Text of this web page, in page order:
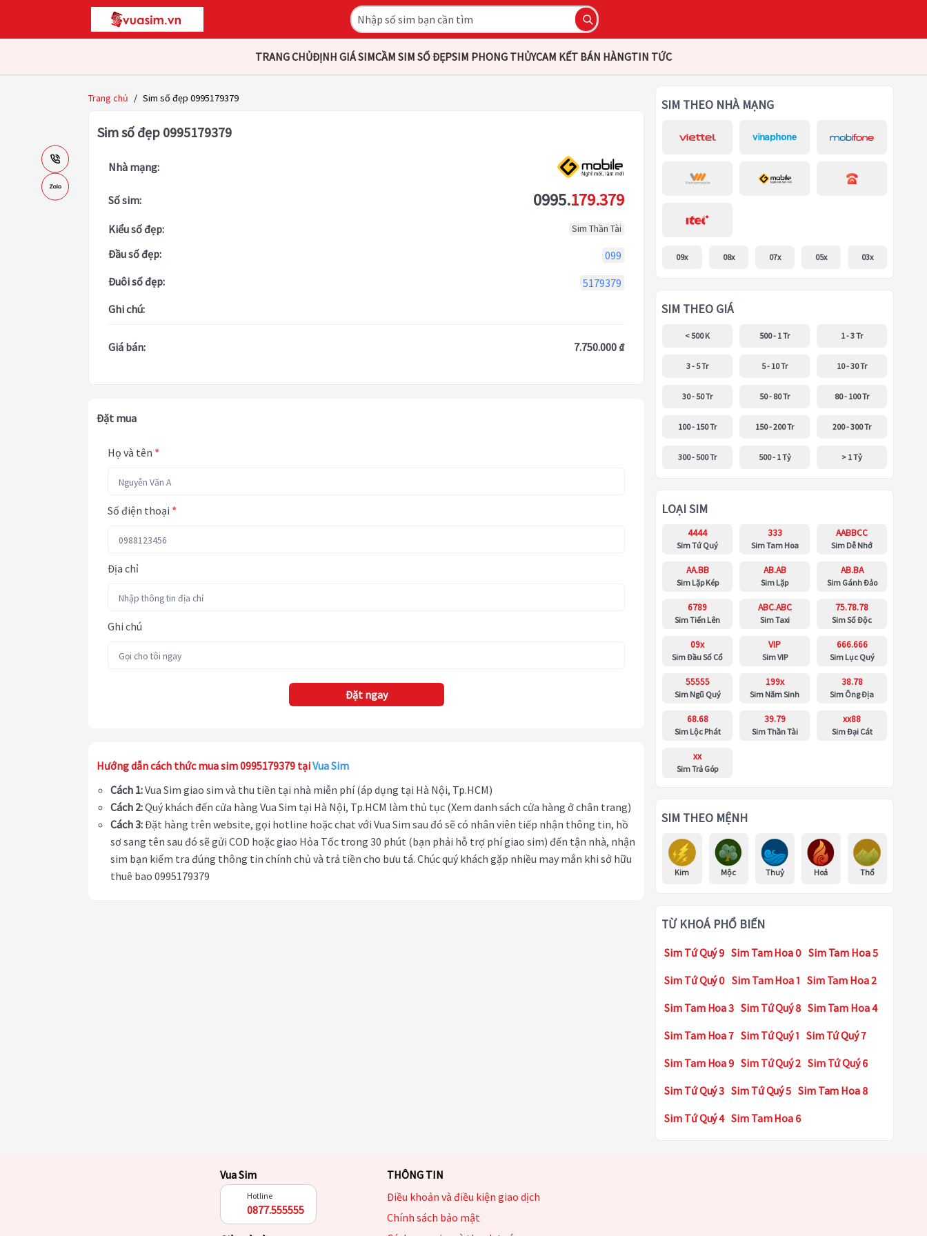
TRANG CHỦĐỊNH GIÁ SIMCẦM SIM SỐ ĐẸPSIM PHONG THỦYCAM KẾT BÁN HÀNGTIN TỨC
Trang chủ / Sim số đẹp 0995179379
Sim số đẹp 0995179379
Nhà mạng:
Số sim: 0995.179.379
Kiểu số đẹp: Sim Thần Tài
Đầu số đẹp:
099
Đuôi số đẹp:
5179379
Ghi chú:
Giá bán: 7.750.000 ₫
Đặt mua
Họ và tên *
Số điện thoại *
Địa chỉ
Ghi chú
Đặt ngay
Hướng dẫn cách thức mua sim 0995179379 tạiVua Sim
Cách 1:Vua Sim giao sim và thu tiền tại nhà miễn phí (áp dụng tại Hà Nội, Tp.HCM)
Cách 2:Quý khách đến cửa hàng Vua Sim tại Hà Nội, Tp.HCM làm thủ tục (Xem danh sách cửa hàng ở chân trang)
Cách 3:Đặt hàng trên website, gọi hotline hoặc chat với Vua Sim sau đó sẽ có nhân viên tiếp nhận thông tin, hồ
sơ sang tên sau đó sẽ gửi COD hoặc giao Hỏa Tốc trong 30 phút (bạn phải hỗ trợ phí giao sim) đến tận nhà, nhận
sim bạn kiểm tra đúng thông tin chính chủ và trả tiền cho bưu tá. Chúc quý khách gặp nhiều may mắn khi sở hữu
thuê bao 0995179379
SIM THEO NHÀ MẠNG
09x 08x 07x 05x 03x
SIM THEO GIÁ
< 500 K 500 - 1 Tr 1 - 3 Tr
3 - 5 Tr 5 - 10 Tr 10 - 30 Tr
30 - 50 Tr 50 - 80 Tr 80 - 100 Tr
100 - 150 Tr 150 - 200 Tr 200 - 300 Tr
300 - 500 Tr 500 - 1 Tỷ > 1 Tỷ
LOẠI SIM
4444
Sim Tứ Quý
333
Sim Tam Hoa
AABBCC
Sim Dễ Nhớ
AA.BB
Sim Lặp Kép
AB.AB
Sim Lặp
AB.BA
Sim Gánh Đảo
6789
Sim Tiến Lên
ABC.ABC
Sim Taxi
75.78.78
Sim Số Độc
09x
Sim Đầu Số Cổ
VIP
Sim VIP
666.666
Sim Lục Quý
55555
Sim Ngũ Quý
199x
Sim Năm Sinh
38.78
Sim Ông Địa
68.68
Sim Lộc Phát
39.79
Sim Thần Tài
xx88
Sim Đại Cát
xx
Sim Trả Góp
SIM THEO MỆNH
Kim Mộc Thuỷ Hoả Thổ
TỪ KHOÁ PHỔ BIẾN
Sim Tứ Quý 9 Sim Tam Hoa 0 Sim Tam Hoa 5
Sim Tứ Quý 0 Sim Tam Hoa 1 Sim Tam Hoa 2
Sim Tam Hoa 3 Sim Tứ Quý 8 Sim Tam Hoa 4
Sim Tam Hoa 7 Sim Tứ Quý 1 Sim Tứ Quý 7
Sim Tam Hoa 9 Sim Tứ Quý 2 Sim Tứ Quý 6
Sim Tứ Quý 3 Sim Tứ Quý 5 Sim Tam Hoa 8
Sim Tứ Quý 4 Sim Tam Hoa 6
Vua Sim
Hotline
0877.555555
THÔNG TIN
Điều khoản và điều kiện giao dịch
Chính sách bảo mật